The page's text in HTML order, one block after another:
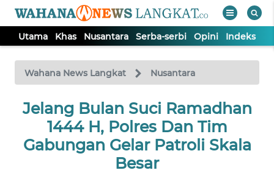
Utama Khas Nusantara Serba-serbi Opini Indeks
Wahana News Langkat Nusantara
Jelang Bulan Suci Ramadhan
1444 H, Polres Dan Tim
Gabungan Gelar Patroli Skala
Besar
TV
Tutup
UTAMA
KHAS